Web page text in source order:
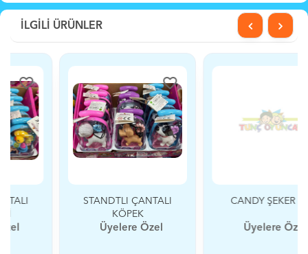
İLGİLİ ÜRÜNLER
favorite_border
STANDTLI ÇANTALI
Üyelere Özel
CANDY ŞEKER KIZ
Üyelere Özel